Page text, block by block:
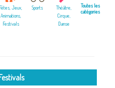
Fêtes, Jeux,
Animations,
Festivals
Sports
Théâtre,
Cirque,
Danse
Toutes les
catégories